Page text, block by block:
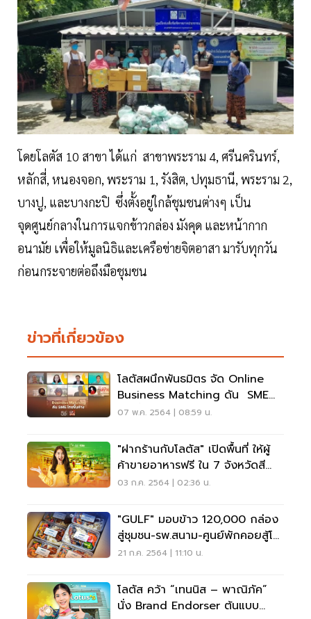
โดยโลตัส 10 สาขา ได้แก่ สาขาพระราม 4, ศรีนครินทร์,
หลักสี่, หนองจอก, พระราม 1, รังสิต, ปทุมธานี, พระราม 2,
บางปู, และบางกะปิ ซึ่งตั้งอยู่ใกล้ชุมชนต่างๆ เป็น
จุดศูนย์กลางในการแจกข้าวกล่อง มังคุด และหน้ากาก
อนามัย เพื่อให้มูลนิธิและเครือข่ายจิตอาสา มารับทุกวัน
ก่อนกระจายต่อถึงมือชุมชน
ข่าวที่เกี่ยวข้อง
โลตัสผนึกพันธมิตร จัด Online
Business Matching ดัน SME
ไทยขึ้นห้าง
07 พ.ค. 2564 | 08:59 น.
"ฝากร้านกับโลตัส" เปิดพื้นที่ ให้ผู้
ค้าขายอาหารฟรี ใน 7 จังหวัดสี
แดงเข้ม
03 ก.ค. 2564 | 02:36 น.
"GULF" มอบข้าว 120,000 กล่อง
สู่ชุมชน-รพ.สนาม-ศูนย์พักคอยสู้โค
วิด-19
21 ก.ค. 2564 | 11:10 น.
โลตัส คว้า “เทนนิส – พาณิภัค”
นั่ง Brand Endorser ต้นแบบ